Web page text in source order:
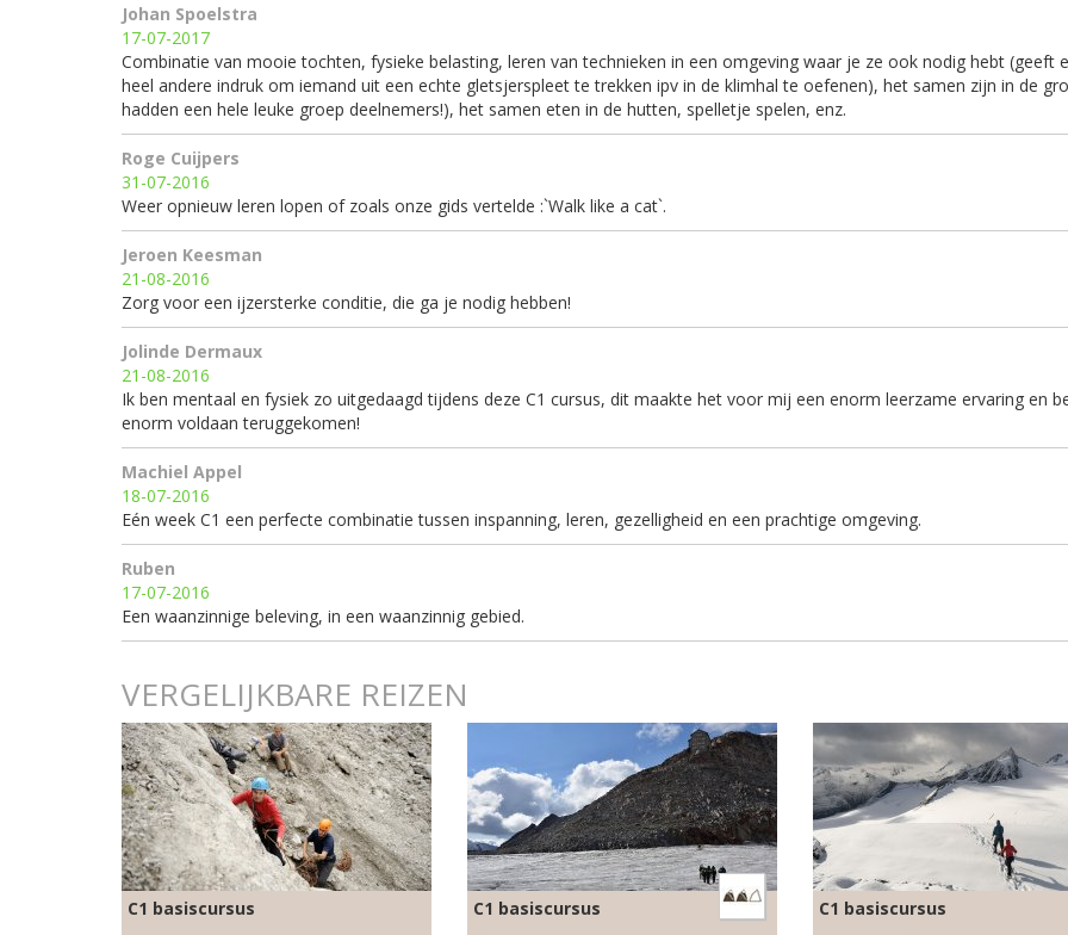
Johan Spoelstra
17-07-2017
Combinatie van mooie tochten, fysieke belasting, leren van technieken in een omgeving waar je ze ook nodig hebt (geeft
heel andere indruk om iemand uit een echte gletsjerspleet te trekken ipv in de klimhal te oefenen), het samen zijn in de
hadden een hele leuke groep deelnemers!), het samen eten in de hutten, spelletje spelen, enz.
Roge Cuijpers
31-07-2016
Weer opnieuw leren lopen of zoals onze gids vertelde :`Walk like a cat`.
Jeroen Keesman
21-08-2016
Zorg voor een ijzersterke conditie, die ga je nodig hebben!
Jolinde Dermaux
21-08-2016
Ik ben mentaal en fysiek zo uitgedaagd tijdens deze C1 cursus, dit maakte het voor mij een enorm leerzame ervaring en
enorm voldaan teruggekomen!
Machiel Appel
18-07-2016
Eén week C1 een perfecte combinatie tussen inspanning, leren, gezelligheid en een prachtige omgeving.
Ruben
17-07-2016
Een waanzinnige beleving, in een waanzinnig gebied.
VERGELIJKBARE REIZEN
C1 basiscursus
C1 basiscursus
C1 basiscursus